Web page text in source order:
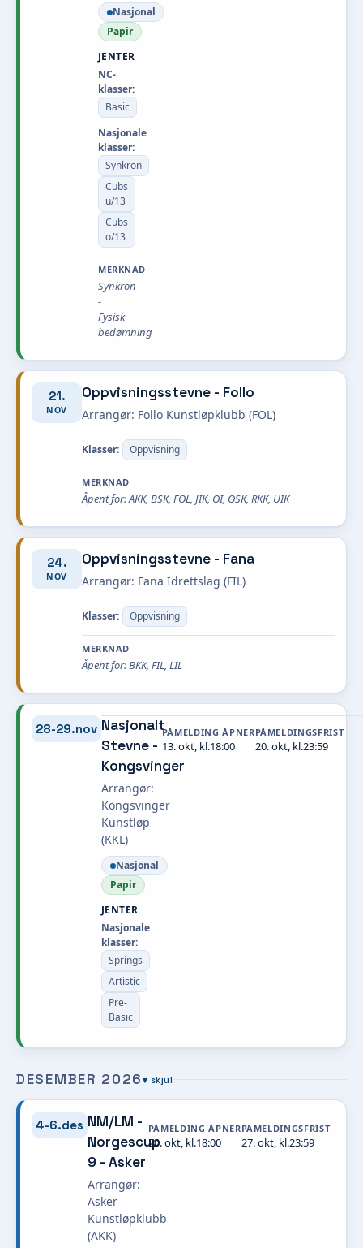
Nasjonal
Papir
JENTER
NC-
klasser:
Basic
Nasjonale
klasser:
Synkron
Cubs
u/13
Cubs
o/13
MERKNAD
Synkron
-
Fysisk
bedømning
21.
NOV
Oppvisningsstevne - Follo
Arrangør: Follo Kunstløpklubb (FOL)
Klasser: Oppvisning
MERKNAD
Åpent for: AKK, BSK, FOL, JIK, OI, OSK, RKK, UIK
24.
NOV
Oppvisningsstevne - Fana
Arrangør: Fana Idrettslag (FIL)
Klasser: Oppvisning
MERKNAD
Åpent for: BKK, FIL, LIL
28-29.nov Nasjonalt
Stevne -
Kongsvinger
Arrangør:
Kongsvinger
Kunstløp
(KKL)
Nasjonal
Papir
JENTER
Nasjonale
klasser:
Springs
Artistic
Pre-
Basic
PÅMELDING ÅPNER
13. okt, kl.18:00
PÅMELDINGSFRIST
20. okt, kl.23:59
DESEMBER 2026▾ skjul
4-6.des NM/LM -
Norgescup
9 - Asker
Arrangør:
Asker
Kunstløpklubb
(AKK)
PÅMELDING ÅPNER
20. okt, kl.18:00
PÅMELDINGSFRIST
27. okt, kl.23:59